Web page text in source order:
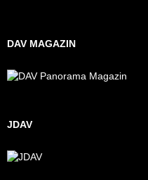
DAV MAGAZIN
JDAV